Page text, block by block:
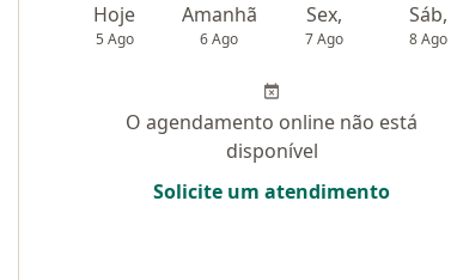
Hoje
5 Ago
Amanhã
6 Ago
Sex,
7 Ago
Sáb,
8 Ago
O agendamento online não está
disponível
Solicite um atendimento